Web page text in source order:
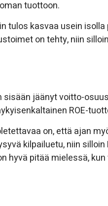
tuottoon.
tulos kasvaa usein isolla
on tehty, niin
jäänyt voitto-
ROE-
on, että ajan
kilpailuetu, niin silloin
hyvä pitää mielessä,